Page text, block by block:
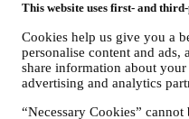
This website uses first- and
Cookies help us give you a
personalise content and ads,
share information about
advertising and analytics
“Necessary Cookies”
dostawy, dane i
płatności w celu
dane użytkownika
(np. identyfikatory
przeglądarki, system
gromadzone podczas